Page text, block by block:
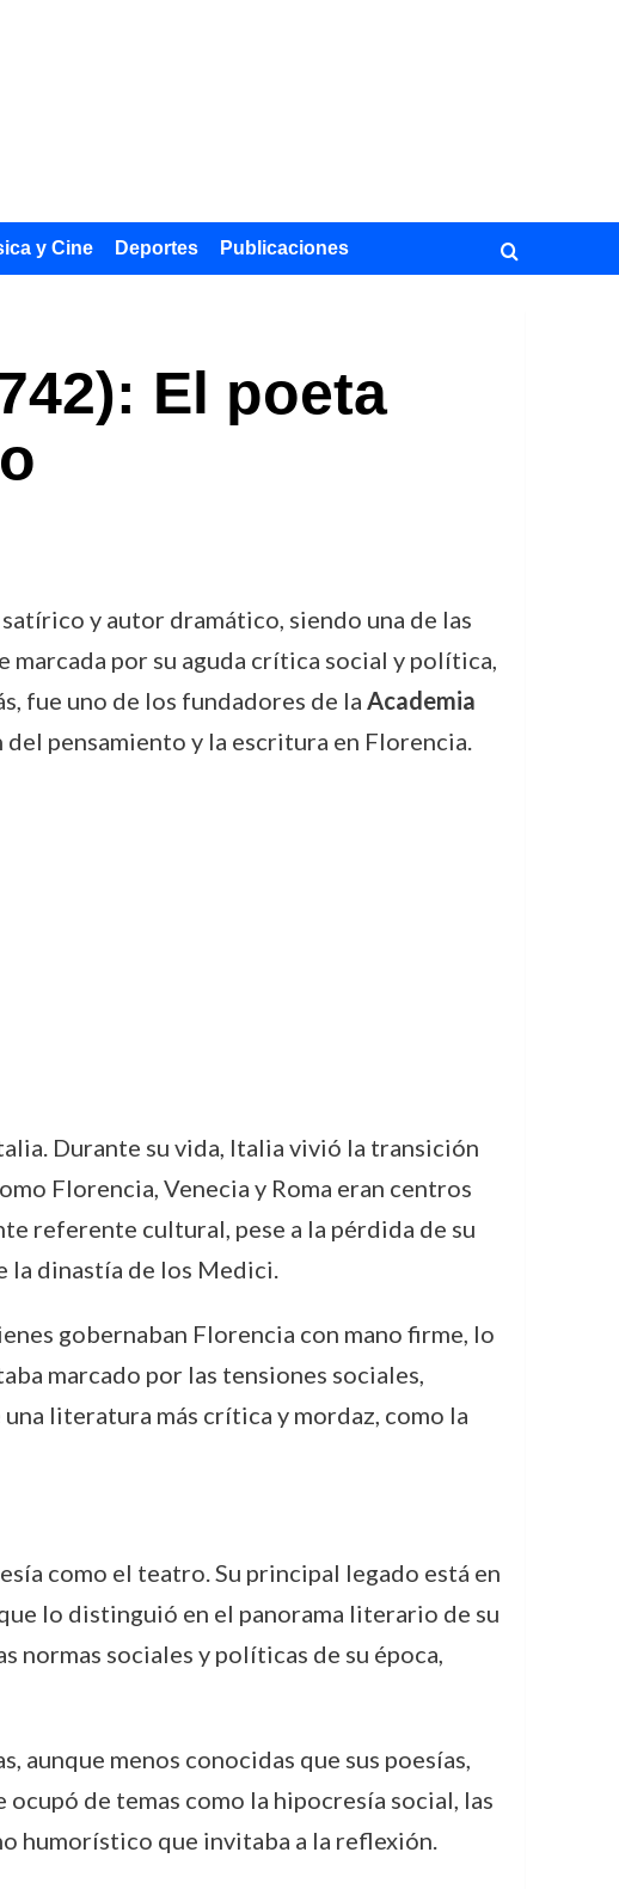
y Cine Deportes Publicaciones
El poeta
y autor dramático, siendo una de las
marcada por su aguda crítica social y política,
fue uno de los fundadores de la Academia
pensamiento y la escritura en Florencia.
Durante su vida, Italia vivió la transición
Florencia, Venecia y Roma eran centros
referente cultural, pese a la pérdida de su
la dinastía de los Medici.
gobernaban Florencia con mano firme, lo
marcado por las tensiones sociales,
literatura más crítica y mordaz, como la
como el teatro. Su principal legado está en
lo distinguió en el panorama literario de su
normas sociales y políticas de su época,
aunque menos conocidas que sus poesías,
de temas como la hipocresía social, las
humorístico que invitaba a la reflexión.